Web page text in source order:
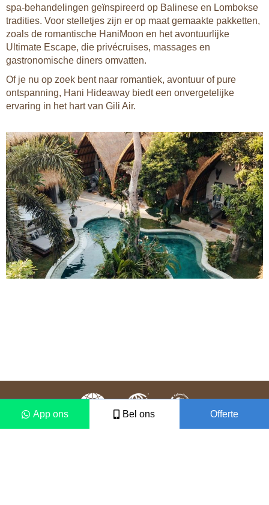
spa-behandelingen geïnspireerd op Balinese en Lombokse
tradities. Voor stelletjes zijn er op maat gemaakte pakketten,
zoals de romantische HaniMoon en het avontuurlijke
Ultimate Escape, die privécruises, massages en
gastronomische diners omvatten.
Of je nu op zoek bent naar romantiek, avontuur of pure
ontspanning, Hani Hideaway biedt een onvergetelijke
ervaring in het hart van Gili Air.
App ons Bel ons Offerte